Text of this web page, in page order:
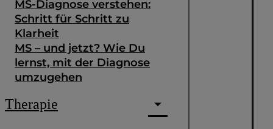
MS-Diagnose verstehen:
Schritt für Schritt zu
Klarheit
MS – und jetzt? Wie Du
lernst, mit der Diagnose
umzugehen
Therapie